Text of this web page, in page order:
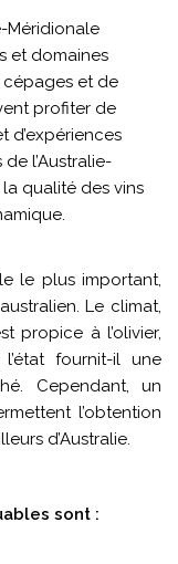
Méridionale
et domaines
et de
profiter de
d’expériences
l’Australie-
qualité des vins
le plus important,
Le climat,
propice à l’olivier,
fournit-il une
Cependant, un
l’obtention
d’Australie.
sont :